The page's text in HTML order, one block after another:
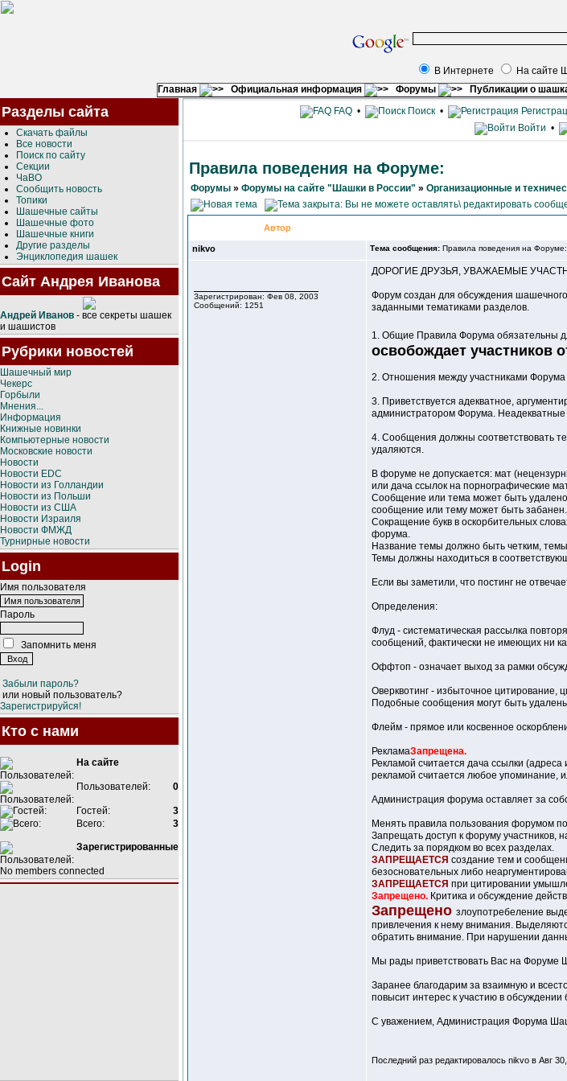
В Интернете
На сайте
Главная
Официальная информация Форумы Публикации о
Разделы сайта
Скачать файлы
Все новости
Поиск по сайту
Секции
ЧаВО
Сообщить новость
Топики
Шашечные сайты
Шашечные фото
Шашечные книги
Другие разделы
Энциклопедия шашек
Сайт Андрея Иванова
Андрей Иванов - все секреты шашек
и шашистов
Рубрики новостей
Шашечный мир
Чекерс
Горбыли
Мнения...
Информация
Книжные новинки
Компьютерные новости
Московские новости
Новости
Новости EDC
Новости из Голландии
Новости из Польши
Новости из США
Новости Израиля
Новости ФМЖД
Турнирные новости
Login
Имя пользователя
Пароль
Запомнить меня
Забыли пароль?
или новый пользователь?
Зарегистрируйся!
Кто с нами
На сайте
Пользователей: 0
Гостей:
3
Всего:
3
Зарегистрированные
No members connected
FAQ• Поиск•
Войти •
Правила поведения на Форуме:
Форумы » Форумы на сайте "Шашки в России" » Организационные и
Автор
nikvo Тема сообщения: Правила поведения на Форуме:
Зарегистрирован: Фев 08, 2003
Сообщений: 1251
ДОРОГИЕ ДРУЗЬЯ, УВАЖАЕМЫЕ
Форум создан для обсуждения
заданными тематиками разделов.
1. Общие Правила Форума обязательны
освобождает участников
2. Отношения между участниками
3. Приветствуется адекватное,
администратором Форума.
4. Сообщения должны соответствовать
удаляются.
В форуме не допускается: мат
или дача ссылок на порнографические
Сообщение или тема может быть
сообщение или тему может быть забанен.
Сокращение букв в оскорбительных
форума.
Название темы должно быть четким,
Темы должны находиться в
Если вы заметили, что постинг не
Определения:
Флуд - систематическая рассылка
сообщений, фактически не имеющих ни
Оффтоп - означает выход за рамки
Оверквотинг - избыточное цитирование,
Подобные сообщения могут быть
Флейм - прямое или косвенное
РекламаЗапрещена.
Рекламой считается дача ссылки
рекламой считается любое упоминание,
Администрация форума оставляет за
Менять правила пользования форумом
Запрещать доступ к форуму
Следить за порядком во всех разделах.
ЗАПРЕЩАЕТСЯ создание тем и
безосновательных либо
ЗАПРЕЩАЕТСЯ при цитировании
Запрещено. Критика и обсуждение
Запрещено злоупотребеление
привлечения к нему внимания.
обратить внимание. При нарушении
Мы рады приветствовать Вас на Форуме
Заранее благодарим за взаимную и
повысит интерес к участию в обсуждении
С уважением, Администрация Форума
Последний раз редактировалось nikvo в Авг